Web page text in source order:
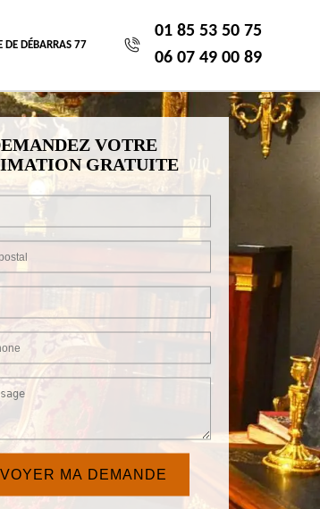
DE DÉBARRAS 77
01 85 53 50 75
06 07 49 00 89
VOTRE
GRATUITE